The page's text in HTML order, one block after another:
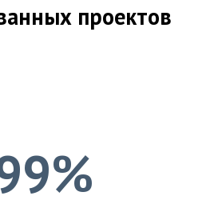
проектов